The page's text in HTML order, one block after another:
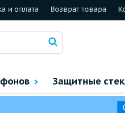
и оплата Возврат товара
Защитные